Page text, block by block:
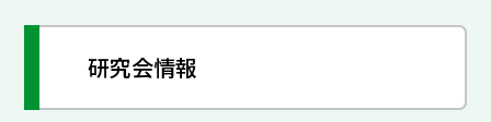
研究会情報